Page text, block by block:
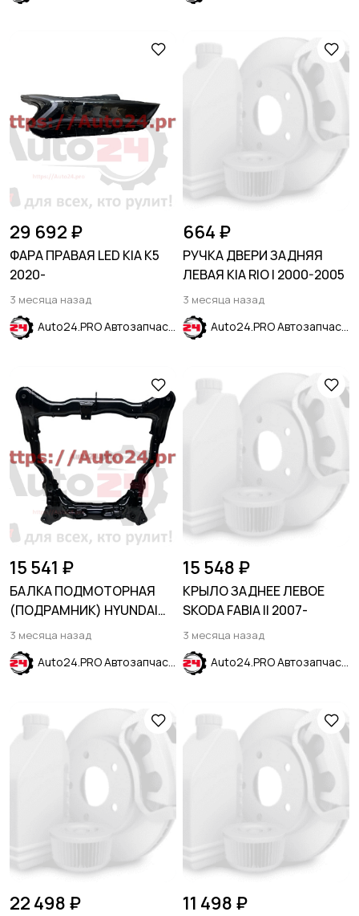
29 692 ₽
ФАРА ПРАВАЯ LED KIA K5
2020-
3 месяца назад
Auto24.PRO Автозапчасти
664 ₽
РУЧКА ДВЕРИ ЗАДНЯЯ
ЛЕВАЯ KIA RIO I 2000-2005
3 месяца назад
Auto24.PRO Автозапчасти
15 541 ₽
БАЛКА ПОДМОТОРНАЯ
(ПОДРАМНИК) HYUNDAI
ELANTRA XD 2000-2010
3 месяца назад
Auto24.PRO Автозапчасти
15 548 ₽
КРЫЛО ЗАДНЕЕ ЛЕВОЕ
SKODA FABIA II 2007-
3 месяца назад
Auto24.PRO Автозапчасти
22 498 ₽ 11 498 ₽